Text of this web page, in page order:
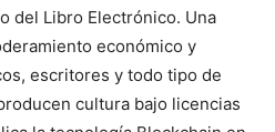
del Libro Electrónico. Una
económico y
escritores y todo tipo de
cultura bajo licencias